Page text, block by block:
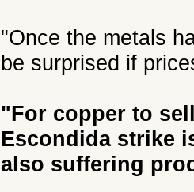
"Once the metals
be surprised if
"For copper to
Escondida strike
also suffering